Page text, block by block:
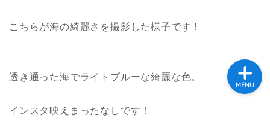
こちらが海の綺麗さを撮影した様子です！
透き通った海でライトブルーな綺麗な色。
インスタ映えまったなしです！
MENU